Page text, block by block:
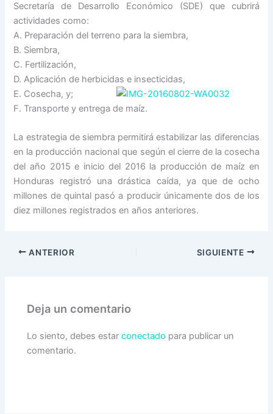
Secretaría de Desarrollo Económico (SDE) que cubrirá
actividades como:
A. Preparación del terreno para la siembra,
B. Siembra,
C. Fertilización,
D. Aplicación de herbicidas e insecticidas,
E. Cosecha, y;
F. Transporte y entrega de maíz.
La estrategia de siembra permitirá estabilizar las diferencias
en la producción nacional que según el cierre de la cosecha
del año 2015 e inicio del 2016 la producción de maíz en
Honduras registró una drástica caída, ya que de ocho
millones de quintal pasó a producir únicamente dos de los
diez millones registrados en años anteriores.
ANTERIOR SIGUIENTE
Deja un comentario
Lo siento, debes estarconectado para publicar un
comentario.